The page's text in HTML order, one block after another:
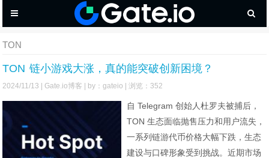
TON
TON 链小游戏大涨，真的能突破创新困境？
2024/11/13 |Gate.io博客 | by：gateio | 浏览：352
自 Telegram 创始人杜罗夫被捕后，
TON 生态面临抛售压力和用户流失，
一系列链游代币价格大幅下跌，生态
建设与口碑形象受到挑战。近期市场